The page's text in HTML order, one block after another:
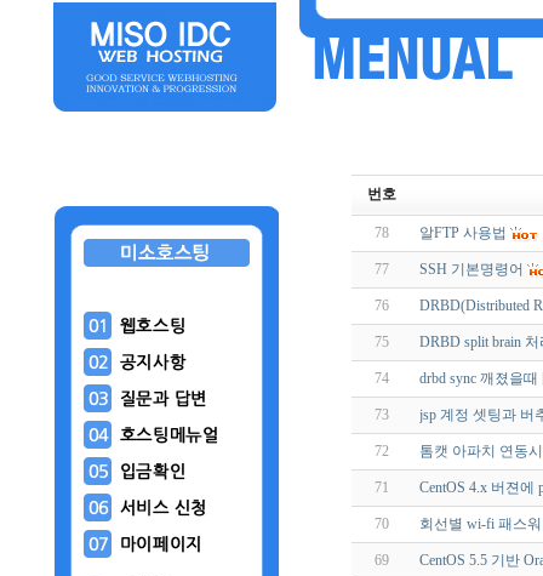
번호
78 알FTP 사용법
77 SSH 기본명령어
76 DRBD(Distributed
75 DRBD split brain
74 drbd sync 깨졌을때
73 jsp 계정 셋팅과 버
72 톰캣 아파치 연동
71 CentOS 4.x 버젼에
70 회선별 wi-fi 패스
69 CentOS 5.5 기반